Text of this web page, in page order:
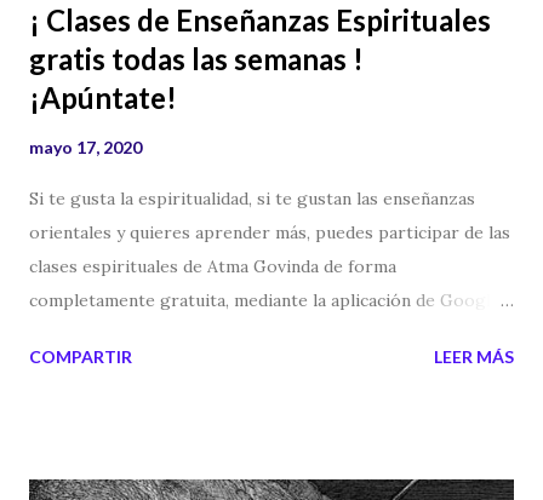
¡ Clases de Enseñanzas Espirituales
gratis todas las semanas !
¡Apúntate!
mayo 17, 2020
Si te gusta la espiritualidad, si te gustan las enseñanzas
orientales y quieres aprender más, puedes participar de las
clases espirituales de Atma Govinda de forma
completamente gratuita, mediante la aplicación de Google
Enseñanzas Gratuitas
COMPARTIR LEER MÁS